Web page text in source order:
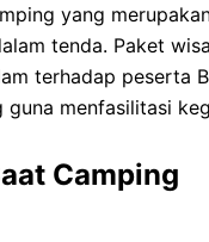
yang
tenda. Paket
terhadap
menfasilitasi
Camping